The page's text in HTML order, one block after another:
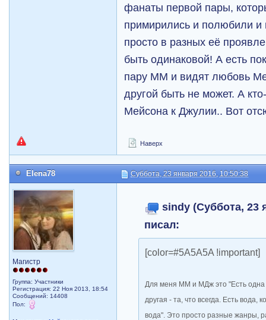
фанаты первой пары,
примирились и полюбили
просто в разных её
быть одинаковой! А есть
пару ММ и видят любовь
другой быть не может. А
Мейсона к Джулии.. Вот
Наверх
Elena78 Суббота, 23 января 2016, 10:50:38
Магистр
Группа: Участники
Регистрация: 22 Ноя 2013, 18:54
Сообщений: 14408
Пол:
sindy (Суббота, 23
писал:
[color=#5A5A5A !important]
Для меня ММ и МДж это "Есть одна
другая - та, что всегда. Есть вода,
вода". Это просто разные жанры,